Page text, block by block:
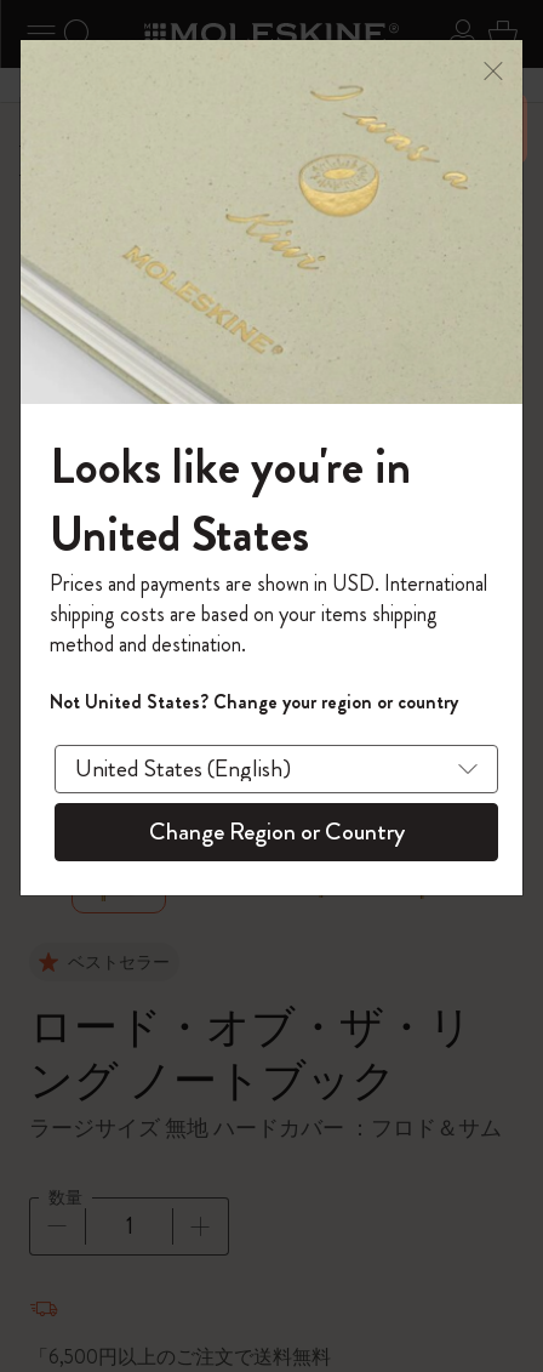
ナビゲーションの切替 ログ
検索 (キーワードなど) カ
6,500円以上のご購入で送料無料 メニ
ーを閉じる
ショップ
『ロード・オブ・ザ・リング』コレクション
zoom.cta
ベストセラー
ロード・オブ・ザ・リ
ング ノートブック
ラージサイズ 無地 ハードカバー ：フロド＆サム
数量
「6,500円以上のご注文で送料無料
モレスキンの世界へようこそ
「WELCOME10」を入力すると、初回注
文が10%オフ＋送料無料になります。セ
ール・アウトレット品は適用外。
Moleskineアカウントを作成して限定オフ
ァーや会員特典、さらに多くのインスピ
レーションを手に入れましょう。
今すぐ会員登録 !
Looks like you're in
United States
Prices and payments are shown in USD. International
shipping costs are based on your items shipping
method and destination.
Not United States? Change your region or country
Change Region or Country